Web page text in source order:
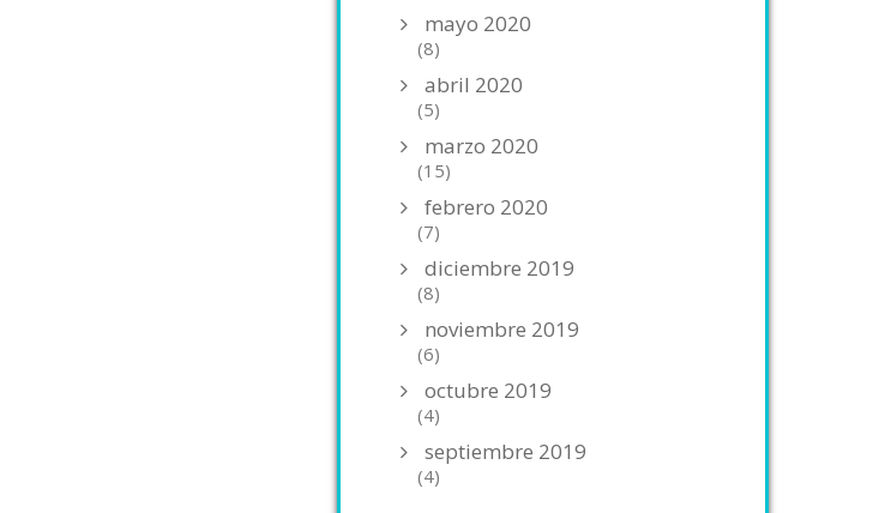
mayo 2020
(8)
abril 2020
(5)
marzo 2020
(15)
febrero 2020
(7)
diciembre 2019
(8)
noviembre 2019
(6)
octubre 2019
(4)
septiembre 2019
(4)